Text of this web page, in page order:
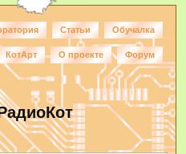
Статьи Обучалка
КотАрт О проекте Форум